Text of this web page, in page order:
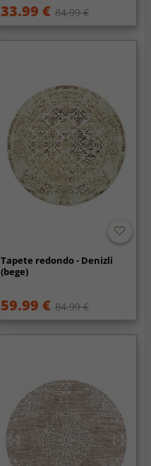
33.99 € 84.99 €
Tapete redondo - Denizli
(bege)
59.99 € 84.99 €